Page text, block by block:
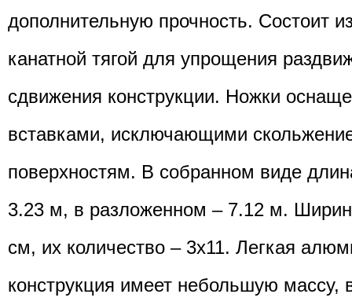
дополнительную прочность. Состоит
канатной тягой для упрощения
сдвижения конструкции. Ножки
вставками, исключающими
поверхностям. В собранном виде
3.23 м, в разложенном – 7.12 м.
см, их количество – 3х11. Легкая
конструкция имеет небольшую массу,